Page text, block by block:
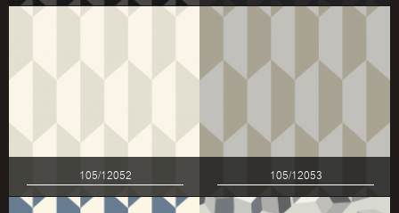
105/12052 105/12053